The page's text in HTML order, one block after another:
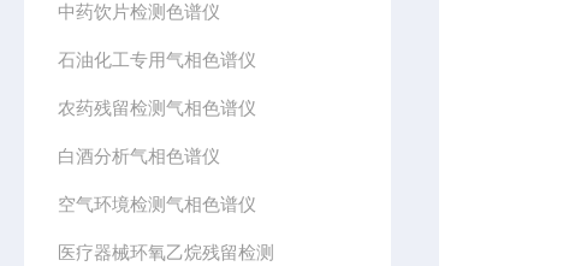
中药饮片检测色谱仪
石油化工专用气相色谱仪
农药残留检测气相色谱仪
白酒分析气相色谱仪
空气环境检测气相色谱仪
医疗器械环氧乙烷残留检测